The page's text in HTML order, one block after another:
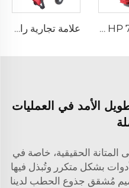
مخصص 7 HP للاستخدام المنزلي محرك بنزين ساحق فروع الأشجار وآلة شرائح الخشب علامة تجارية رائجة من النوع الأفقي بقوة 7 حصان قابل للتخصيص ومتنقلة تعمل بالبنزين لآلة تقطيع وتدمير الأخشاب
الأمد في العمليات
الحقيقية، خاصة في
بشكل متكرر وتُبذل فيها
مُشقق جذوع الحطب لدينا